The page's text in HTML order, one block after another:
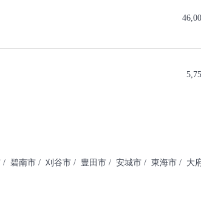
/ 碧南市 / 刈谷市 / 豊田市 / 安城市 / 東海市 / 大